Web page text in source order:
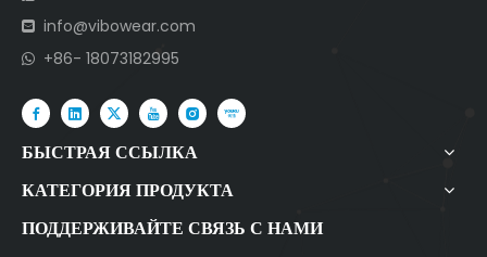
 info@vibowear.com
 +86- 18073182995
БЫСТРАЯ ССЫЛКА
КАТЕГОРИЯ ПРОДУКТА
ПОДДЕРЖИВАЙТЕ СВЯЗЬ С НАМИ